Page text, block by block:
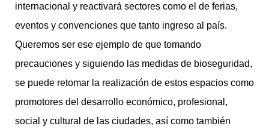
internacional y reactivará sectores como el de ferias,
eventos y convenciones que tanto ingreso al país.
Queremos ser ese ejemplo de que tomando
precauciones y siguiendo las medidas de bioseguridad,
se puede retomar la realización de estos espacios como
promotores del desarrollo económico, profesional,
social y cultural de las ciudades, así como también